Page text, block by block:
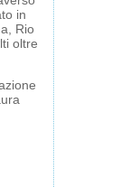
in
Rio
oltre